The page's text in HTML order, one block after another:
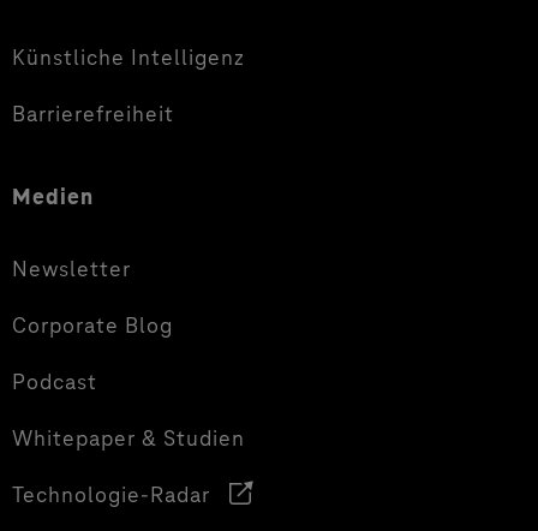
Künstliche Intelligenz
Barrierefreiheit
Medien
Newsletter
Corporate Blog
Podcast
Whitepaper & Studien
Technologie-Radar